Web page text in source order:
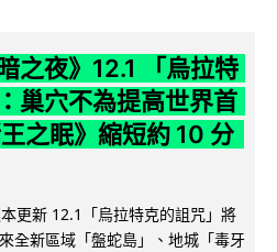
之夜》12.1 「烏拉特
巢穴不為提高世界首
之眠》縮短約 10 分
更新 12.1「烏拉特克的詛咒」將
全新區域「盤蛇島」、地城「毒牙